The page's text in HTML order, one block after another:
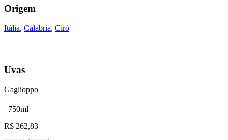
Origem
Itália, Calabria, Cirò
Uvas
Gaglioppo
750ml
R$ 262,83